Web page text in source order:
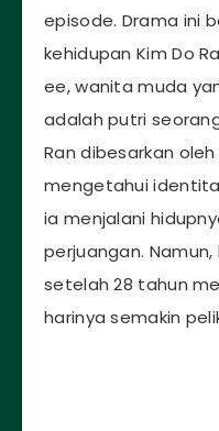
episode. Drama ini
kehidupan Kim Do
ee, wanita muda
adalah putri
Ran dibesarkan
mengetahui
ia menjalani
perjuangan.
setelah 28 tahun
harinya semakin